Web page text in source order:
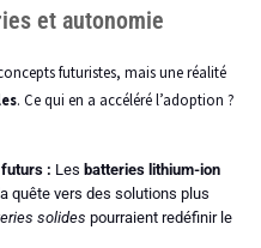
et autonomie
futuristes, mais une réalité
. Ce qui en a accéléré l’adoption ?
: Les batteries lithium-ion
quête vers des solutions plus
solides pourraient redéfinir le